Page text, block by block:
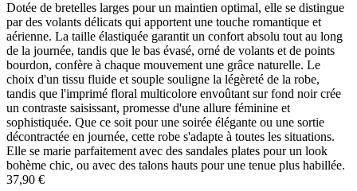
Dotée de bretelles larges pour un maintien optimal, elle se distingue
par des volants délicats qui apportent une touche romantique et
aérienne. La taille élastiquée garantit un confort absolu tout au long
de la journée, tandis que le bas évasé, orné de volants et de points
bourdon, confère à chaque mouvement une grâce naturelle. Le
choix d'un tissu fluide et souple souligne la légèreté de la robe,
tandis que l'imprimé floral multicolore envoûtant sur fond noir crée
un contraste saisissant, promesse d'une allure féminine et
sophistiquée. Que ce soit pour une soirée élégante ou une sortie
décontractée en journée, cette robe s'adapte à toutes les situations.
Elle se marie parfaitement avec des sandales plates pour un look
bohème chic, ou avec des talons hauts pour une tenue plus habillée.
37,90 €